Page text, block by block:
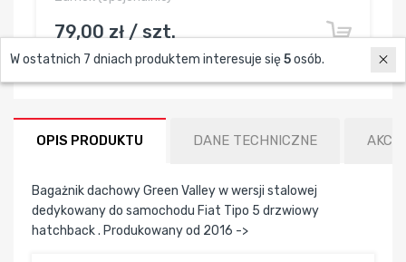
79,00 zł / szt.
OPIS PRODUKTU DANE TECHNICZNE
Bagażnik dachowy Green Valley w wersji stalowej
dedykowany do samochodu Fiat Tipo 5 drzwiowy
hatchback . Produkowany od 2016 ->
W ostatnich 7 dniach produktem interesuje się5osób.